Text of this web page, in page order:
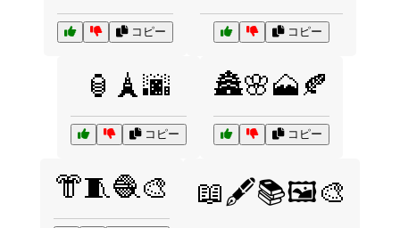
コピー コピー
🏮🗼🌆
コピー
🏯🌸🗻🍂
コピー
👘🧵🧶🎨 📖🖋️📚🖼️🎨